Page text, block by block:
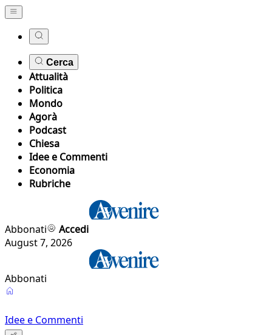
Cerca
Attualità
Politica
Mondo
Agorà
Podcast
Chiesa
Idee e Commenti
Economia
Rubriche
Abbonati
Accedi
August 7, 2026
Abbonati
Idee e Commenti